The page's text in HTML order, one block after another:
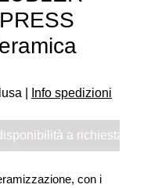
Info spedizioni
a richiesta
con i